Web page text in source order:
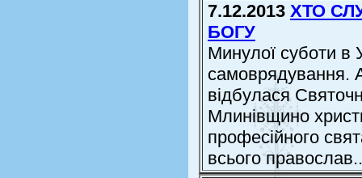
7.12.2013 ХТО
БОГУ
Минулої суботи в
самоврядування.
відбулася
Млинівщино
професійного
всього